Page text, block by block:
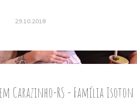
29.10.2018
Carazinho-RS - Família Isoton